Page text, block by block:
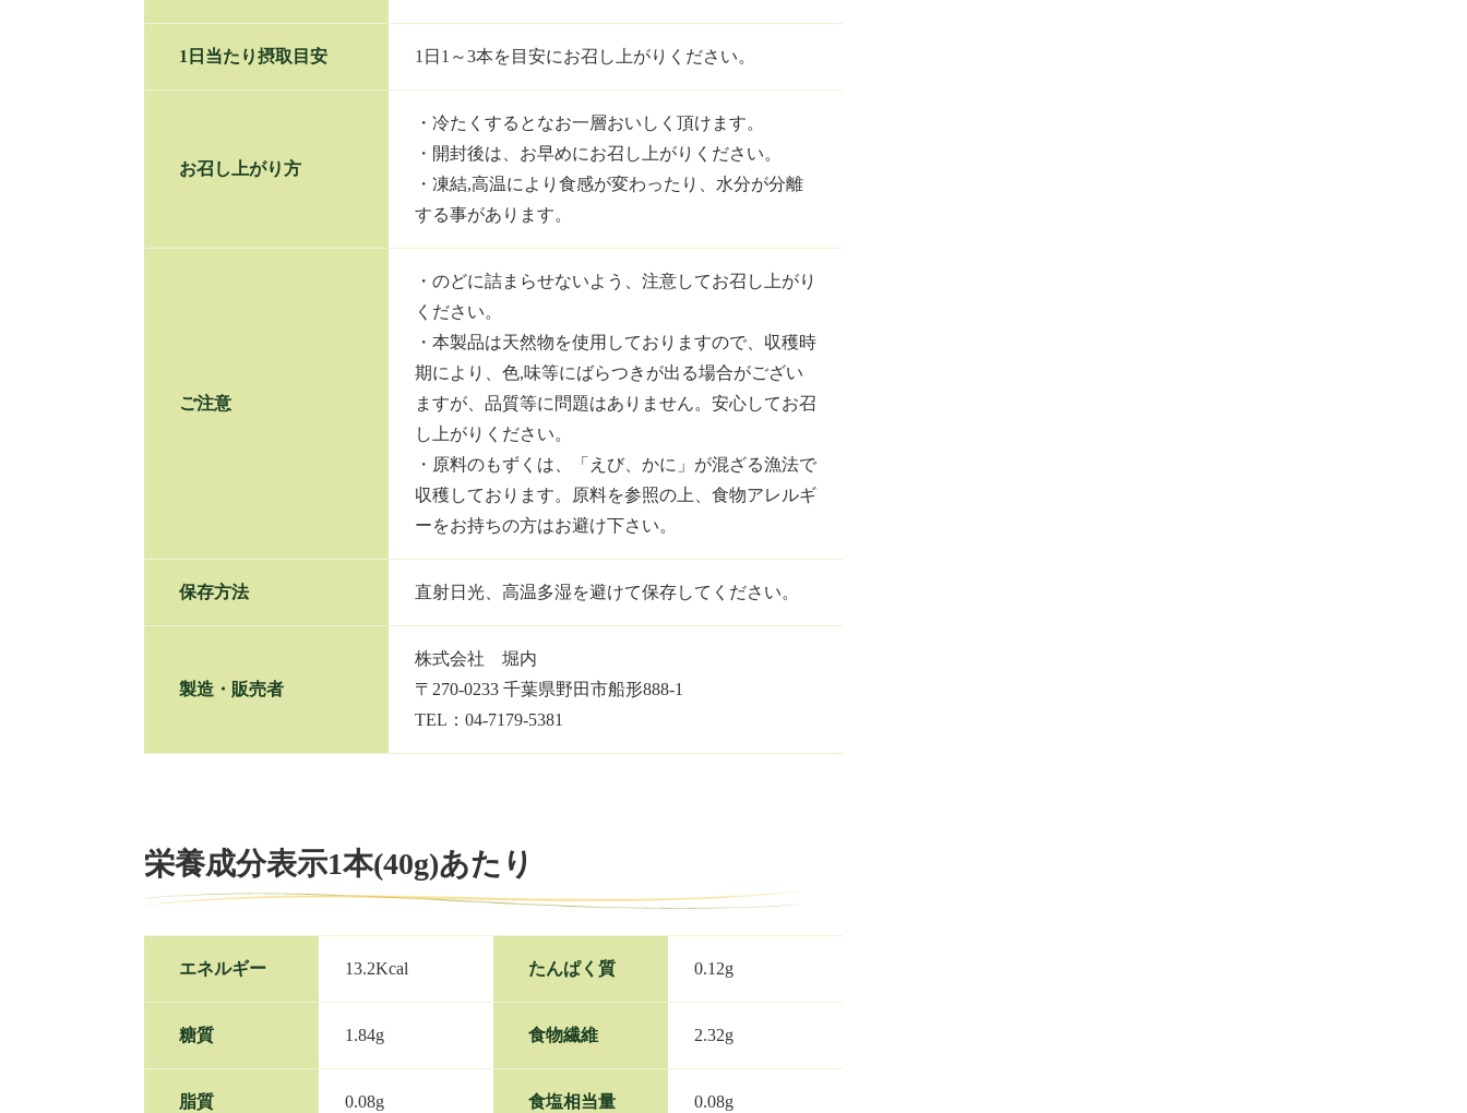
1日当たり摂取目安 1日1～3本を目安にお召し上がりください。
お召し上がり方
・冷たくするとなお一層おいしく頂けます。
・開封後は、お早めにお召し上がりください。
・凍結,高温により食感が変わったり、水分が分離
する事があります。
ご注意
・のどに詰まらせないよう、注意してお召し上がり
ください。
・本製品は天然物を使用しておりますので、収穫時
期により、色,味等にばらつきが出る場合がござい
ますが、品質等に問題はありません。安心してお召
し上がりください。
・原料のもずくは、「えび、かに」が混ざる漁法で
収穫しております。原料を参照の上、食物アレルギ
ーをお持ちの方はお避け下さい。
保存方法 直射日光、高温多湿を避けて保存してください。
製造・販売者
株式会社 堀内
〒270-0233 千葉県野田市船形888-1
TEL：04-7179-5381
栄養成分表示1本(40g)あたり
エネルギー 13.2Kcal たんぱく質 0.12g
糖質 1.84g 食物繊維 2.32g
脂質 0.08g 食塩相当量 0.08g